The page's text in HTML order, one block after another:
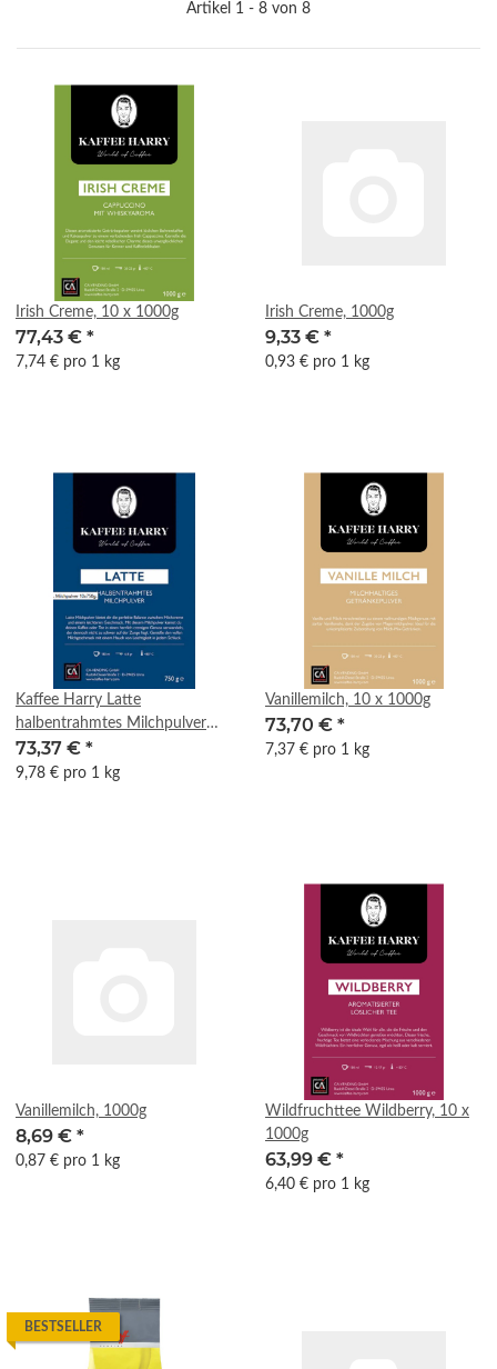
Artikel 1 - 8 von 8
Irish Creme, 10 x 1000g
77,43 € *
7,74 € pro 1 kg
Irish Creme, 1000g
9,33 € *
0,93 € pro 1 kg
Kaffee Harry Latte
halbentrahmtes Milchpulver
10x750g.
73,37 € *
9,78 € pro 1 kg
Vanillemilch, 10 x 1000g
73,70 € *
7,37 € pro 1 kg
Vanillemilch, 1000g
8,69 € *
0,87 € pro 1 kg
Wildfruchttee Wildberry, 10 x
1000g
63,99 € *
6,40 € pro 1 kg
BESTSELLER